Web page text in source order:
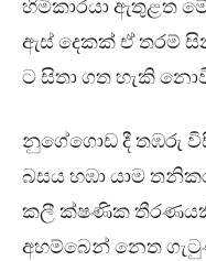
හිමිකාරයා ඇතුළත
ඇස් දෙකක් ඒ තරම්
ට සිතා ගත හැකි
නුගේගොඩ දී තඹරු
බසය හඹා යාම
කලී ක්ෂණික
අහම්බෙන් නෙත